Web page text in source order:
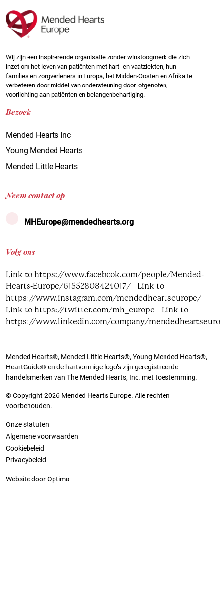
Wij zijn een inspirerende organisatie zonder winstoogmerk die zich
inzet om het leven van patiënten met hart- en vaatziekten, hun
families en zorgverleners in Europa, het Midden-Oosten en Afrika te
verbeteren door middel van ondersteuning door lotgenoten,
voorlichting aan patiënten en belangenbehartiging.
Bezoek
Mended Hearts Inc
Young Mended Hearts
Mended Little Hearts
Neem contact op
MHEurope@mendedhearts.org
Volg ons
Link to https://www.facebook.com/people/Mended-
Hearts-Europe/61552808424017/
Link to
https://www.instagram.com/mendedheartseurope/
Link to https://twitter.com/mh_europe
Link to
https://www.linkedin.com/company/
Mended Hearts®, Mended Little Hearts®, Young Mended Hearts®,
HeartGuide® en de hartvormige logo’s zijn geregistreerde
handelsmerken van The Mended Hearts, Inc. met toestemming.
© Copyright 2026 Mended Hearts Europe. Alle rechten
voorbehouden.
Onze statuten
Algemene voorwaarden
Cookiebeleid
Privacybeleid
Website doorOptima